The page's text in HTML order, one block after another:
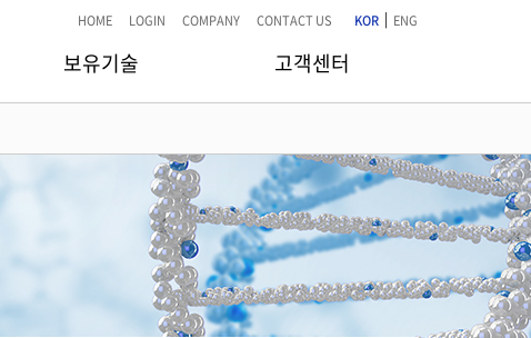
HOME LOGIN COMPANY CONTACT US KOR | ENG
보유기술 고객센터